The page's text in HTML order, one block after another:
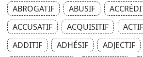
ABROGATIF
ABUSIF
ACCUSATIF
ACQUISITIF ACTIF
ADDITIF
ADHÉSIF ADJECTIF